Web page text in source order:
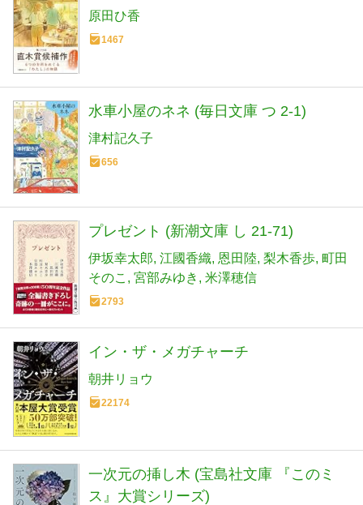
原田ひ香
1467
水車小屋のネネ (毎日文庫 つ 2-1)
津村記久子
656
プレゼント (新潮文庫 し 21-71)
伊坂幸太郎 江國香織 恩田陸 梨木香歩 町田
そのこ
宮部みゆき 米澤穂信
2793
イン・ザ・メガチャーチ
朝井リョウ
22174
一次元の挿し木 (宝島社文庫 『このミ
ス』大賞シリーズ)